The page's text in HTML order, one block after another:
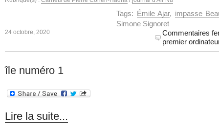
Tags: Émile Ajar, impasse
Simone Signoret
24 octobre, 2020
Commentaires
premier
île numéro 1
Lire la suite...